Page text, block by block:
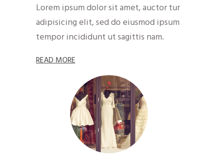
Lorem ipsum dolor sit amet, auctor tur
adipisicing elit, sed do eiusmod ipsum
tempor incididunt ut sagittis nam.
RE​A​D MOR​​​​​E